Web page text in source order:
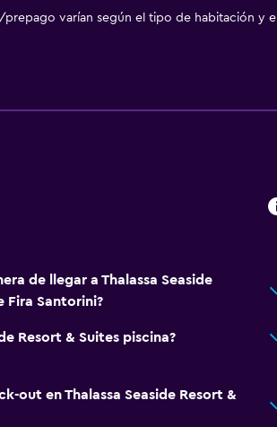
varían según el tipo de habitación y el
de llegar a Thalassa Seaside
Fira Santorini?
Resort & Suites piscina?
out en Thalassa Seaside Resort &